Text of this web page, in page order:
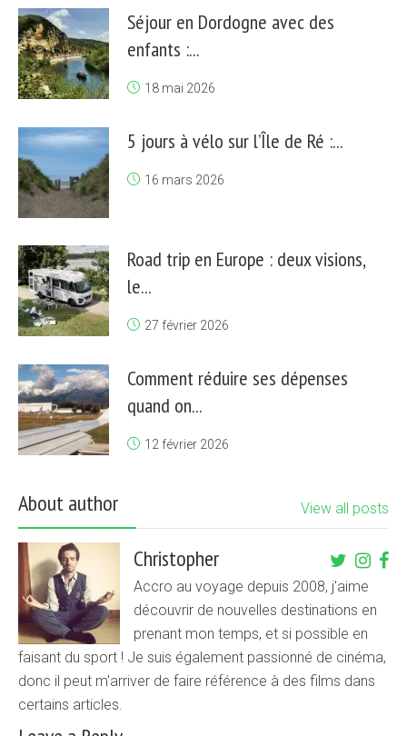
Séjour en Dordogne avec des
enfants :...
18 mai 2026
5 jours à vélo sur l’Île de Ré :...
16 mars 2026
Road trip en Europe : deux visions,
le...
27 février 2026
Comment réduire ses dépenses
quand on...
12 février 2026
About author View all posts
Christopher
Accro au voyage depuis 2008, j'aime
découvrir de nouvelles destinations en
prenant mon temps, et si possible en
faisant du sport ! Je suis également passionné de cinéma,
donc il peut m'arriver de faire référence à des films dans
certains articles.